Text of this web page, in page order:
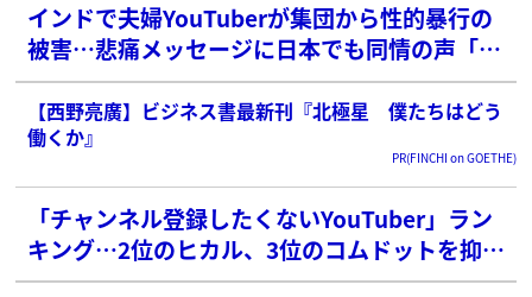
インドで夫婦YouTuberが集団から性的暴行の
被害…悲痛メッセージに日本でも同情の声「本
当に悲しい事件」
【西野亮廣】ビジネス書最新刊『北極星 僕たちはどう
働くか』
PR(FINCHI on GOETHE)
「チャンネル登録したくないYouTuber」ラン
キング…2位のヒカル、3位のコムドットを抑え
た1位は？